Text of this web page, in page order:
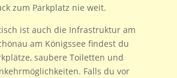
zum Parkplatz nie weit.
ist auch die Infrastruktur am
am Königssee findest du
saubere Toiletten und
Falls du vor